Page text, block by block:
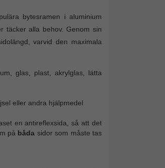
bytesramen i aluminium
täcker alla behov. Genom sin
varvid den maximala
glas, plast, akrylglas, lätta
eller andra hjälpmedel
en antireflexsida, så att det
på båda sidor som måste tas